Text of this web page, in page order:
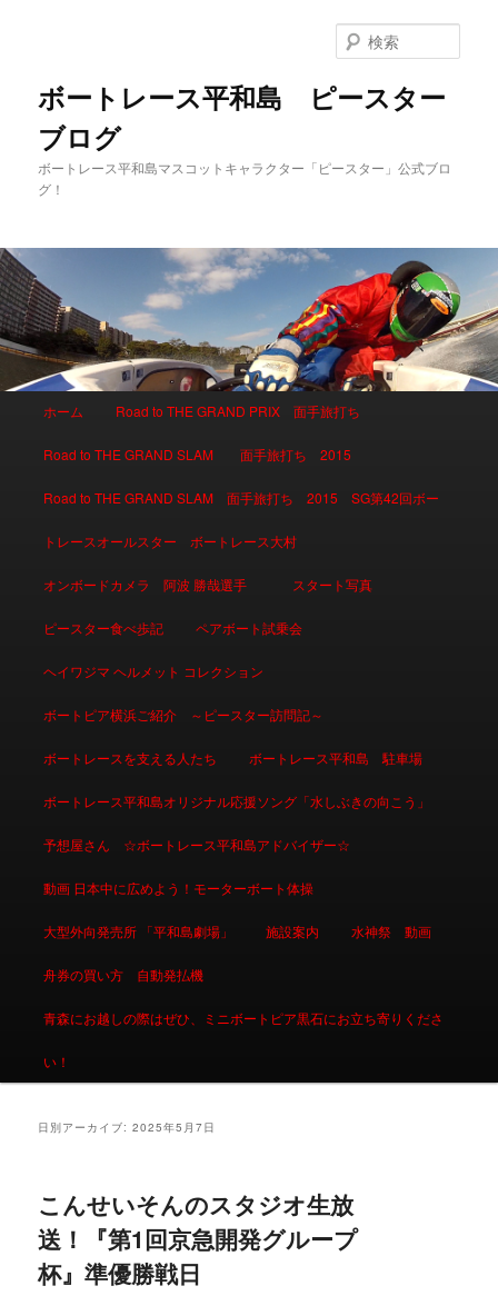
ボートレース平和島 ピースター
ブログ
ボートレース平和島マスコットキャラクター「ピースター」公式ブロ
グ！
索
メインコンテンツへ移動
サブコンテンツへ移動
ホーム Road to THE GRAND PRIX 面手旅打ち
Road to THE GRAND SLAM 面手旅打ち 2015
Road to THE GRAND SLAM 面手旅打ち 2015 SG第42回ボー
トレースオールスター ボートレース大村
オンボードカメラ 阿波 勝哉選手 スタート写真
ピースター食べ歩記 ペアボート試乗会
ヘイワジマ ヘルメット コレクション
ボートピア横浜ご紹介 ～ピースター訪問記～
ボートレースを支える人たち ボートレース平和島 駐車場
ボートレース平和島オリジナル応援ソング「水しぶきの向こう」
予想屋さん ☆ボートレース平和島アドバイザー☆
動画 日本中に広めよう！モーターボート体操
大型外向発売所 「平和島劇場」 施設案内 水神祭 動画
舟券の買い方 自動発払機
青森にお越しの際はぜひ、ミニボートピア黒石にお立ち寄りくださ
い！
日別アーカイブ:2025年5月7日
こんせいそんのスタジオ生放
送！『第1回京急開発グループ
杯』準優勝戦日